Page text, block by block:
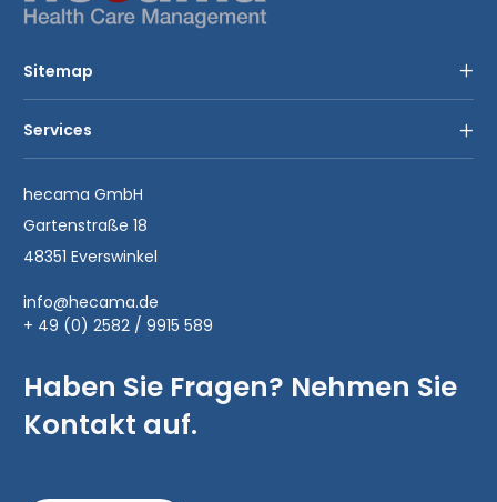
Sitemap
Services
hecama GmbH
Gartenstraße 18
48351 Everswinkel
info@hecama.de
+ 49 (0) 2582 / 9915 589
Haben Sie Fragen? Nehmen Sie
Kontakt auf.